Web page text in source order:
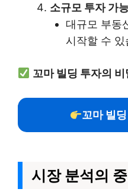
소규모 투자 가
대규모 부동
시작할 수 있
꼬마 빌딩 투자의
꼬마 빌
시장 분석의